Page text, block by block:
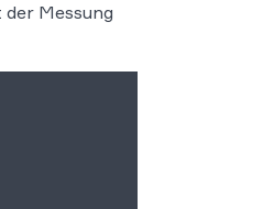
Messung